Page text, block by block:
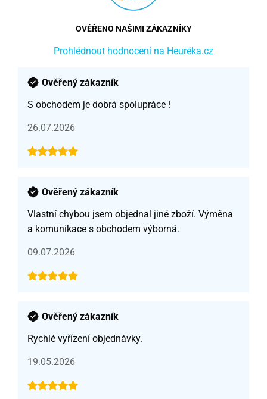
OVĚŘENO NAŠIMI ZÁKAZNÍKY
Prohlédnout hodnocení na Heuréka.cz
Ověřený zákazník
S obchodem je dobrá spolupráce !
26.07.2026
Ověřený zákazník
Vlastní chybou jsem objednal jiné zboží. Výměna
a komunikace s obchodem výborná.
09.07.2026
Ověřený zákazník
Rychlé vyřízení objednávky.
19.05.2026